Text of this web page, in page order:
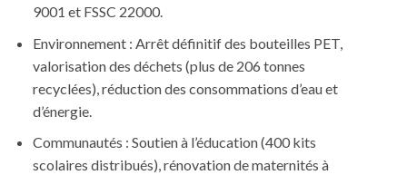
9001 et FSSC 22000.
Environnement : Arrêt définitif des bouteilles PET,
valorisation des déchets (plus de 206 tonnes
recyclées), réduction des consommations d’eau et
d’énergie.
Communautés : Soutien à l’éducation (400 kits
scolaires distribués), rénovation de maternités à